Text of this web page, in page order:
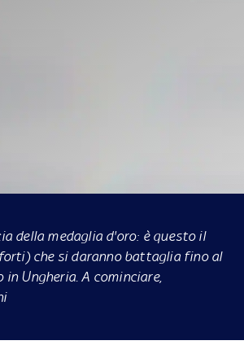
della medaglia d'oro: è questo il
che si daranno battaglia fino al
Ungheria. A cominciare,